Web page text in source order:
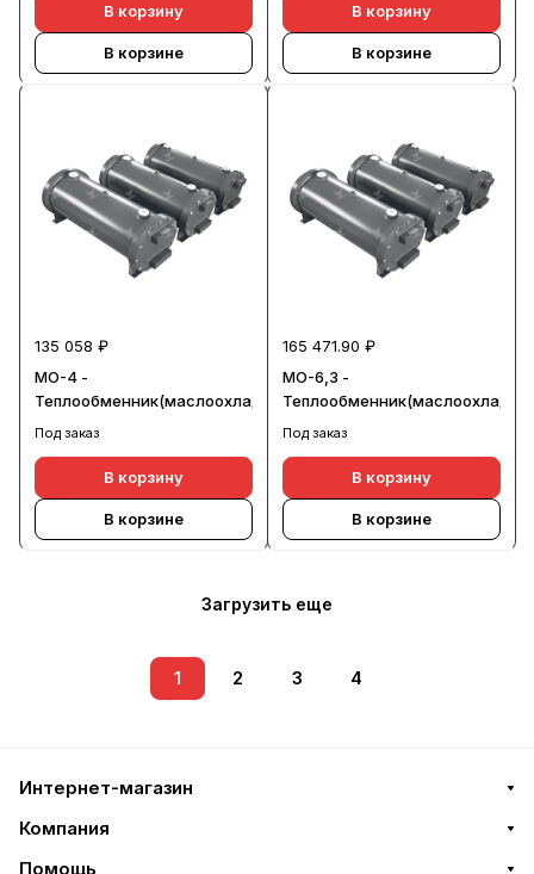
В корзину
В корзине
В корзину
В корзине
135 058 ₽
МО-4 -
Теплообменник(маслоохладитель)
Под заказ
В корзину
В корзине
165 471.90 ₽
МО-6,3 -
Под заказ
В корзину
В корзине
Загрузить еще
1 2 3 4
Интернет-магазин
Компания
Помощь